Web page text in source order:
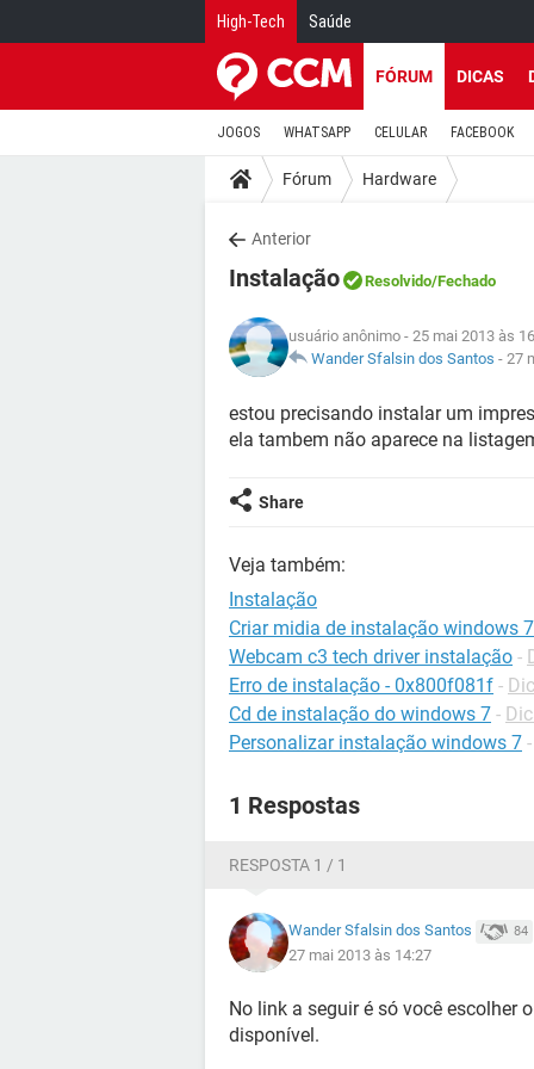
High-Tech Saúde
FÓRUM DICAS
JOGOS WHATSAPP CELULAR FACEBOOK
Fórum Hardware
Anterior
Instalação Resolvido/Fechado
usuário anônimo - 25 mai 2013 às
Wander Sfalsin dos Santos - 27
estou precisando instalar um
ela tambem não aparece na
Share
Veja também:
Instalação
Criar midia de instalação windows 7
Webcam c3 tech driver instalação -
Erro de instalação - 0x800f081f -
Cd de instalação do windows 7 -
Personalizar instalação windows 7
1 Respostas
RESPOSTA 1 / 1
Wander Sfalsin dos Santos 84
27 mai 2013 às 14:27
No link a seguir é só você escolher
disponível.